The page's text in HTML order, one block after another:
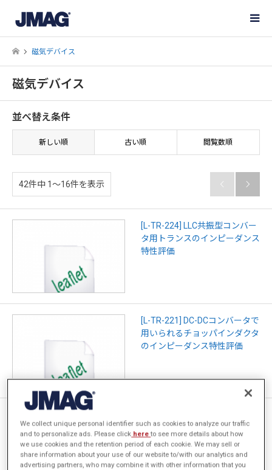
磁気デバイス
磁気デバイス
並べ替え条件
新しい順 古い順 閲覧数順
42件中 1〜16件を表示  
[L-TR-224] LLC共振型コンバー
タ用トランスのインピーダンス
特性評価
[L-TR-221] DC-DCコンバータで
用いられるチョッパインダクタ
のインピーダンス特性評価
域シミュレーション手法
We collect unique personal identifier such as cookies to analyze our traffic
and to personalize ads. Please click hereto see more details about how
we use cookies and the retention period of each cookie. We may sell or
share information about your use of our website to/with our analytics and
advertising partners, who may combine it with other information that you